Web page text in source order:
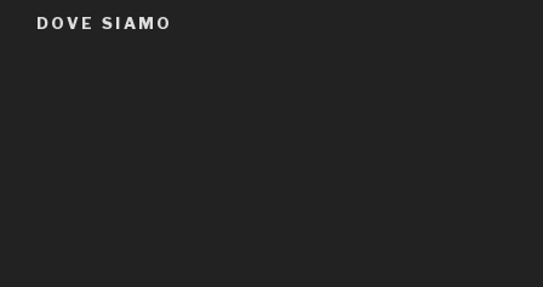
DOVE SIAMO